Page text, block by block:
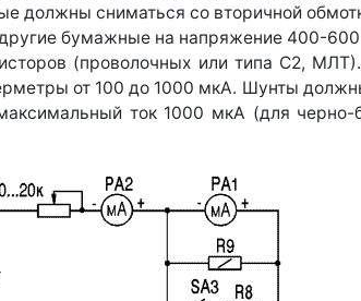
должны сниматься со вторичной
бумажные на напряжение 400-
(проволочных или типа С2,
от 100 до 1000 мкА. Шунты
ток 1000 мкА (для